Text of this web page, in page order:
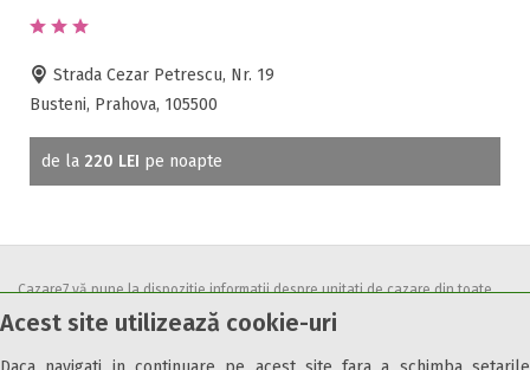
Acest site utilizează cookie-uri
Strada Cezar Petrescu, Nr. 19
Busteni, Prahova, 105500
de la 220 LEI pe noapte
Cazare7 vă pune la dispozitie informatii despre unitati de cazare din toate
zonele turistice, oferte speciale, rezervari online.